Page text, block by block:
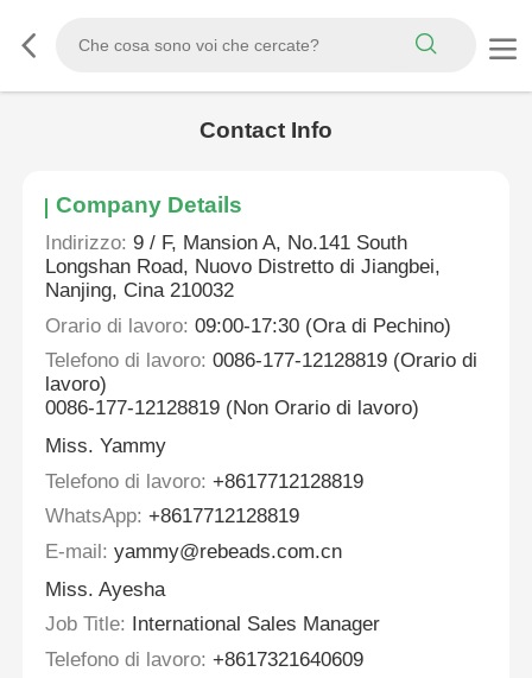
Contact Info
Company Details
Indirizzo: 9 / F, Mansion A, No.141 South
Longshan Road, Nuovo Distretto di Jiangbei,
Nanjing, Cina 210032
Orario di lavoro: 09:00-17:30 (Ora di Pechino)
Telefono di lavoro: 0086-177-12128819 (Orario di
lavoro)
0086-177-12128819 (Non Orario di lavoro)
Miss. Yammy
Telefono di lavoro: +8617712128819
WhatsApp: +8617712128819
E-mail: yammy@rebeads.com.cn
Miss. Ayesha
Job Title:
International Sales Manager
Telefono di lavoro: +8617321640609